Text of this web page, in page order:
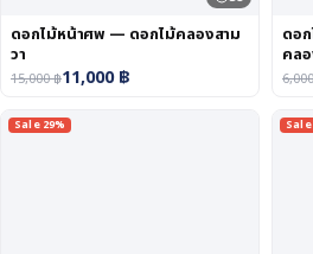
ดอกไม้หน้าศพ — ดอกไม้คลองสาม
วา
15,000฿11,000฿
ดอ
คล
Sale 29% Sale